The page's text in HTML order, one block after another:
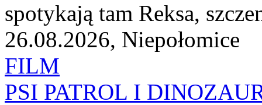
spotykają tam Reksa,
26.08.2026, Niepołomice
FILM
PSI PATROL I